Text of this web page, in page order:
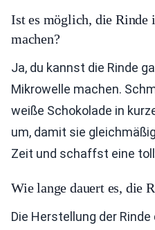
Ist es möglich, die
machen?
Ja, du kannst die Rinde
Mikrowelle machen.
weiße Schokolade in
um, damit sie
Zeit und schaffst eine
Wie lange dauert es, die
Die Herstellung der